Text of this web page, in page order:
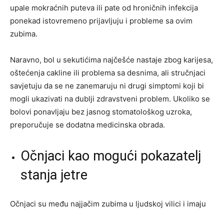
upale mokraćnih puteva ili pate od hroničnih infekcija
ponekad istovremeno prijavljuju i probleme sa ovim
zubima.
Naravno, bol u sekutićima najčešće nastaje zbog karijesa,
oštećenja cakline ili problema sa desnima, ali stručnjaci
savjetuju da se ne zanemaruju ni drugi simptomi koji bi
mogli ukazivati na dublji zdravstveni problem. Ukoliko se
bolovi ponavljaju bez jasnog stomatološkog uzroka,
preporučuje se dodatna medicinska obrada.
Očnjaci kao mogući pokazatelj
stanja jetre
Očnjaci su među najjačim zubima u ljudskoj vilici i imaju